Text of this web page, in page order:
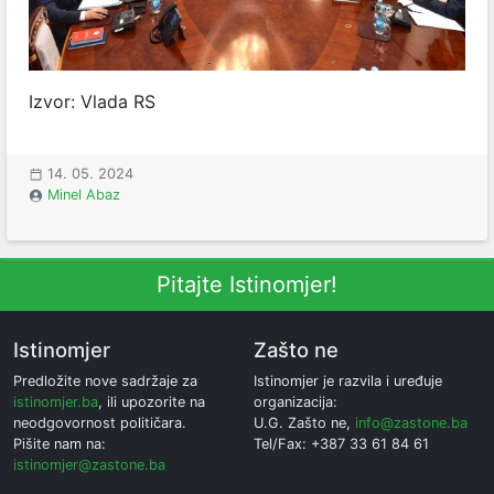
Izvor: Vlada RS
14. 05. 2024
Minel Abaz
Pitajte Istinomjer!
Istinomjer
Predložite nove sadržaje za
istinomjer.ba, ili upozorite na
neodgovornost političara.
Pišite nam na:
istinomjer@zastone.ba
Zašto ne
Istinomjer je razvila i uređuje
organizacija:
U.G. Zašto ne, info@zastone.ba
Tel/Fax: +387 33 61 84 61